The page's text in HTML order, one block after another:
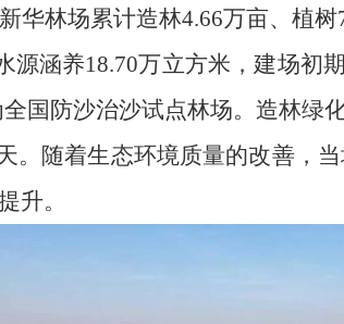
华林场累计造林4.66万亩、植
源涵养18.70万立方米，建场
国防沙治沙试点林场。造林
。随着生态环境质量的改善，
升。